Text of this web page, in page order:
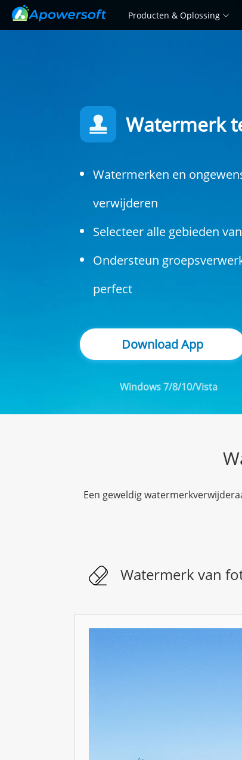
Producten & Oplossing
Watermerk
Watermerken en
verwijderen
Selecteer alle gebieden
Ondersteun
perfect
Download App
Windows 7/8/10/Vista
Een geweldig
Watermerk van